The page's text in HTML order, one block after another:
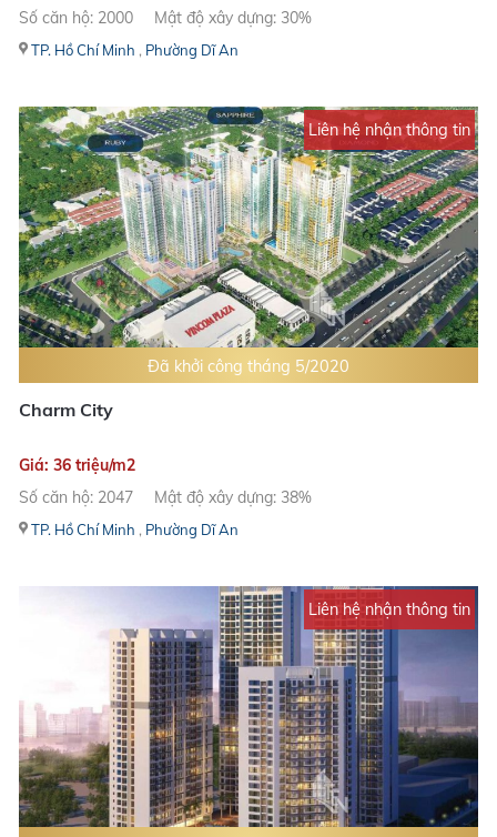
Số căn hộ: 2000
Mật độ xây dựng: 30%
TP. Hồ Chí Minh , Phường Dĩ An
Liên hệ nhận thông tin
Đã khởi công tháng 5/2020
Charm City
Giá: 36 triệu/m2
Số căn hộ: 2047
Mật độ xây dựng: 38%
TP. Hồ Chí Minh , Phường Dĩ An
Liên hệ nhận thông tin